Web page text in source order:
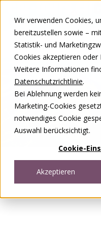
Wir verwenden Cookies,
bereitzustellen sowie –
Statistik- und
Cookies akzeptieren oder
Weitere Informationen
Datenschutzrichtlinie.
Bei Ablehnung werden
Marketing-Cookies
notwendiges Cookie
Auswahl berücksichtigt.
Cookie-
Akzeptieren
DEFR
Open menu